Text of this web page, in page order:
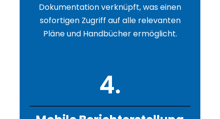
Dokumentation verknüpft, was einen
sofortigen Zugriff auf alle relevanten
Pläne und Handbücher ermöglicht.
4.